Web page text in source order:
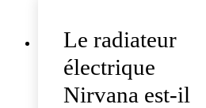
Le radiateur
électrique
Nirvana est-il